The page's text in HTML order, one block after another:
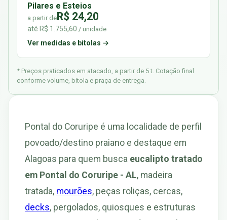
Pilares e Esteios
a partir deR$ 24,20
até R$ 1.755,60 / unidade
Ver medidas e bitolas →
* Preços praticados em atacado, a partir de 5 t. Cotação final
conforme volume, bitola e praça de entrega.
Pontal do Coruripe é uma localidade de perfil
povoado/destino praiano e destaque em
Alagoas para quem busca eucalipto tratado
em Pontal do Coruripe - AL, madeira
tratada, mourões, peças roliças, cercas,
decks, pergolados, quiosques e estruturas